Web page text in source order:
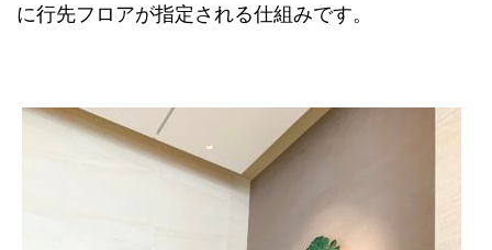
に行先フロアが指定される仕組みです。